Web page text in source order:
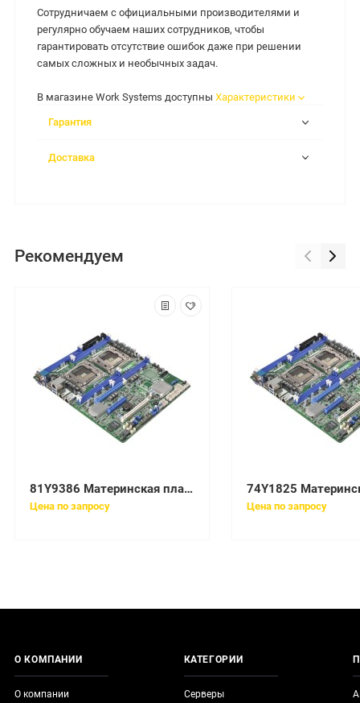
Сотрудничаем с официальными производителями и
регулярно обучаем наших сотрудников, чтобы
гарантировать отсутствие ошибок даже при решении
самых сложных и необычных задач.
В магазине Work Systems доступны Характеристики
Гарантия
Доставка
Рекомендуем
81Y9386 Материнская плата IBM HS23 BladeCenter System board
Цена по запросу Цена по запросу
О КОМПАНИИ
О компании
КАТЕГОРИИ
Серверы